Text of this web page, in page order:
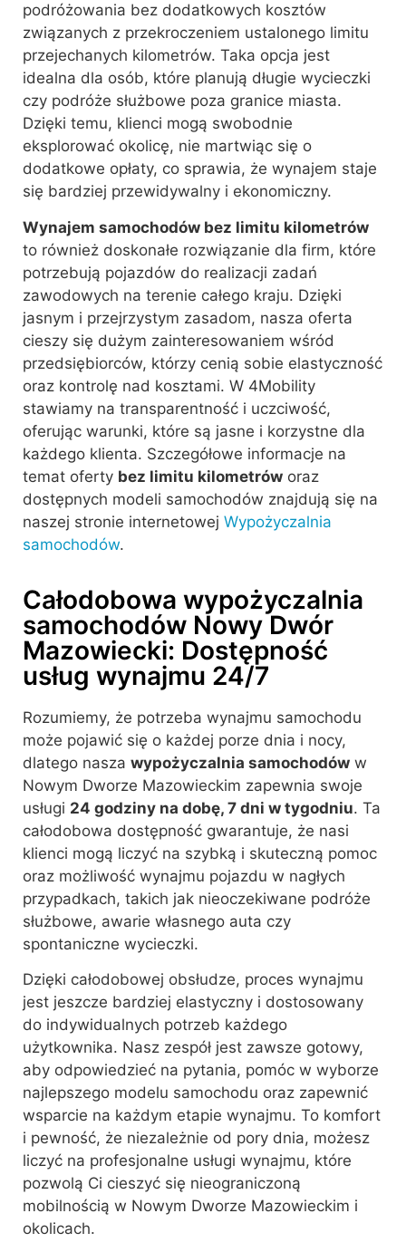
podróżowania bez dodatkowych kosztów
związanych z przekroczeniem ustalonego limitu
przejechanych kilometrów. Taka opcja jest
idealna dla osób, które planują długie wycieczki
czy podróże służbowe poza granice miasta.
Dzięki temu, klienci mogą swobodnie
eksplorować okolicę, nie martwiąc się o
dodatkowe opłaty, co sprawia, że wynajem staje
się bardziej przewidywalny i ekonomiczny.
Wynajem samochodów bez limitu kilometrów
to również doskonałe rozwiązanie dla firm, które
potrzebują pojazdów do realizacji zadań
zawodowych na terenie całego kraju. Dzięki
jasnym i przejrzystym zasadom, nasza oferta
cieszy się dużym zainteresowaniem wśród
przedsiębiorców, którzy cenią sobie elastyczność
oraz kontrolę nad kosztami. W 4Mobility
stawiamy na transparentność i uczciwość,
oferując warunki, które są jasne i korzystne dla
każdego klienta. Szczegółowe informacje na
temat oferty bez limitu kilometrów oraz
dostępnych modeli samochodów znajdują się na
naszej stronie internetowej Wypożyczalnia
samochodów.
Całodobowa wypożyczalnia
samochodów Nowy Dwór
Mazowiecki: Dostępność
usług wynajmu 24/7
Rozumiemy, że potrzeba wynajmu samochodu
może pojawić się o każdej porze dnia i nocy,
dlatego nasza wypożyczalnia samochodów w
Nowym Dworze Mazowieckim zapewnia swoje
usługi 24 godziny na dobę, 7 dni w tygodniu. Ta
całodobowa dostępność gwarantuje, że nasi
klienci mogą liczyć na szybką i skuteczną pomoc
oraz możliwość wynajmu pojazdu w nagłych
przypadkach, takich jak nieoczekiwane podróże
służbowe, awarie własnego auta czy
spontaniczne wycieczki.
Dzięki całodobowej obsłudze, proces wynajmu
jest jeszcze bardziej elastyczny i dostosowany
do indywidualnych potrzeb każdego
użytkownika. Nasz zespół jest zawsze gotowy,
aby odpowiedzieć na pytania, pomóc w wyborze
najlepszego modelu samochodu oraz zapewnić
wsparcie na każdym etapie wynajmu. To komfort
i pewność, że niezależnie od pory dnia, możesz
liczyć na profesjonalne usługi wynajmu, które
pozwolą Ci cieszyć się nieograniczoną
mobilnością w Nowym Dworze Mazowieckim i
okolicach.